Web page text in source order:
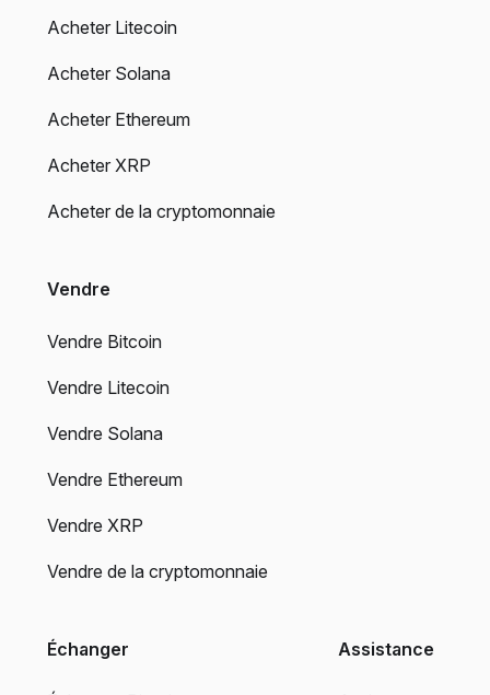
Acheter Litecoin
Acheter Solana
Acheter Ethereum
Acheter XRP
Acheter de la cryptomonnaie
Vendre
Vendre Bitcoin
Vendre Litecoin
Vendre Solana
Vendre Ethereum
Vendre XRP
Vendre de la cryptomonnaie
Échanger Assistance